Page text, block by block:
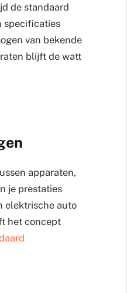
de standaard
specificaties
van bekende
blijft de watt
apparaten,
je prestaties
elektrische auto
het concept